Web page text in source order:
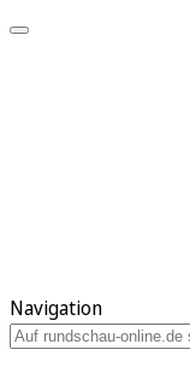
Navigation